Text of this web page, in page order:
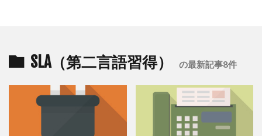
SLA（第二言語習得） の最新記事8件